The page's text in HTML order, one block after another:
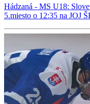
Hádzaná - MS U18:
5.miesto o 12:35 na JOJ